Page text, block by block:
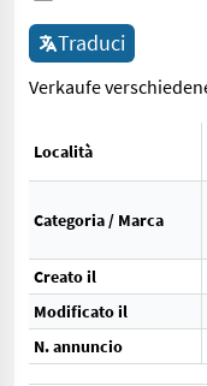
Traduci
Verkaufe
Località
Categoria / Marca
Creato il
Modificato il
N. annuncio